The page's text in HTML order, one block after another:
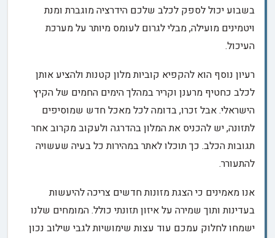
בשבוע יכול לספק לכלב שלכם הידרציה מוגברת ומנת
ויטמינים מועילה, מבלי לגרום לעומס מיותר על מערכת
העיכול.
רעיון נוסף הוא להקפיא קוביות מלון קטנות ולהציע אותן
לכלב כחטיף מרענן וקריר במהלך הימים החמים של הקיץ
הישראלי. אבל זכרו, בדומה לכל מאכל חדש שמוסיפים
לתזונה, יש להכניס את המלון בהדרגה ולעקוב מקרוב אחר
תגובות הכלב. כך תוכלו לאתר במהירות כל בעיה שעשויה
להתעורר.
אנו מאמינים כי הצגת מזונות חדשים צריכה להיעשות
בעדינות ותוך שמירה על איזון תזונתי כולל. המומחים שלנו
ישמחו לחלוק עמכם עוד עצות שימושיות לגבי שילוב נכון